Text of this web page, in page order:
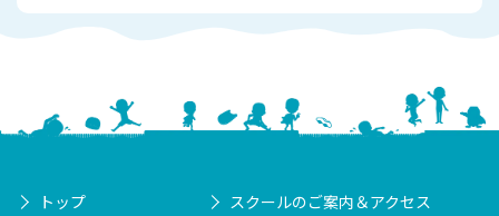
トップ
スクールのご案内＆アクセス